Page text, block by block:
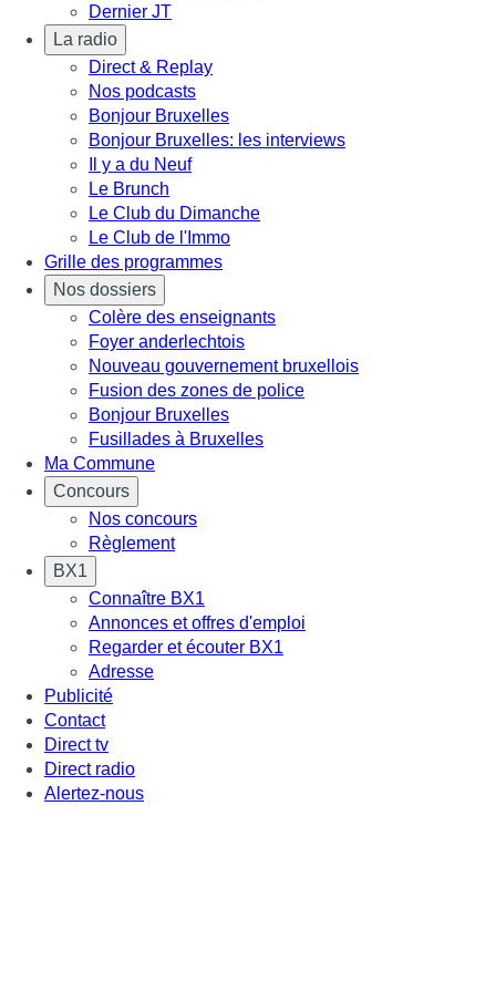
Dernier JT
La radio
Direct & Replay
Nos podcasts
Bonjour Bruxelles
Bonjour Bruxelles: les interviews
Il y a du Neuf
Le Brunch
Le Club du Dimanche
Le Club de l'Immo
Grille des programmes
Nos dossiers
Colère des enseignants
Foyer anderlechtois
Nouveau gouvernement bruxellois
Fusion des zones de police
Bonjour Bruxelles
Fusillades à Bruxelles
Ma Commune
Concours
Nos concours
Règlement
BX1
Connaître BX1
Annonces et offres d'emploi
Regarder et écouter BX1
Adresse
Publicité
Contact
Direct tv
Direct radio
Alertez-nous